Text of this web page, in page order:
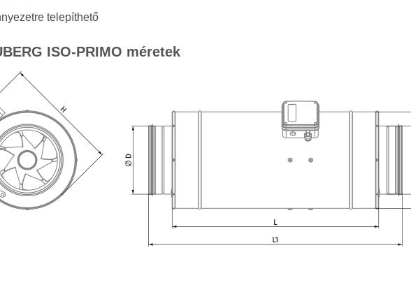
telepíthető
ISO-PRIMO méretek